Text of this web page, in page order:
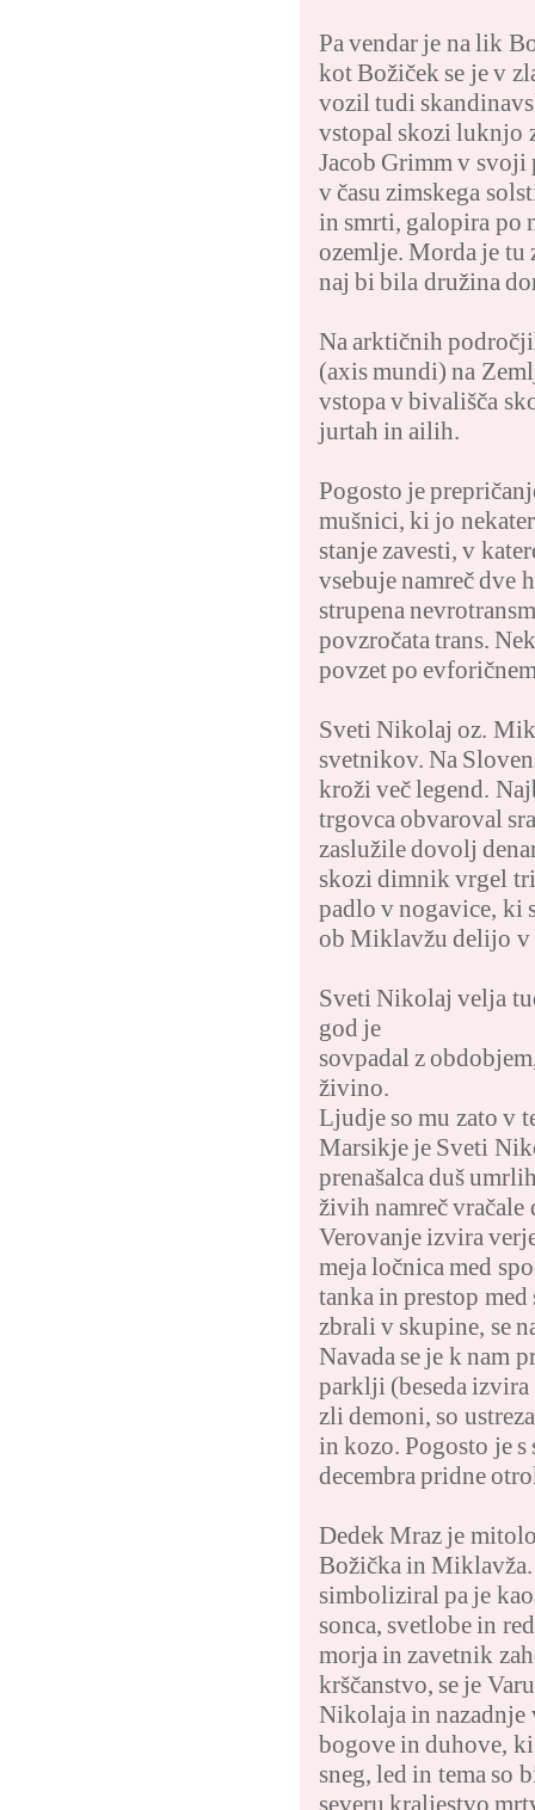
Pa vendar je na lik
kot Božiček se je v
vozil tudi
vstopal skozi luknjo
Jacob Grimm v
v času zimskega
in smrti, galopira po
ozemlje. Morda je tu
naj bi bila družina
Na arktičnih
(axis mundi) na
vstopa v bivališča
jurtah in ailih.
Pogosto je
mušnici, ki jo
stanje zavesti, v
vsebuje namreč dve
strupena
povzročata trans.
povzet po
Sveti Nikolaj oz.
svetnikov. Na
kroži več legend.
trgovca obvaroval
zaslužile dovolj
skozi dimnik vrgel
padlo v nogavice, ki
ob Miklavžu delijo v
Sveti Nikolaj velja
god je
sovpadal z
živino.
Ljudje so mu zato v
Marsikje je Sveti
prenašalca duš
živih namreč
Verovanje izvira
meja ločnica med
tanka in prestop
zbrali v skupine, se
Navada se je k nam
parklji (beseda
zli demoni, so
in kozo. Pogosto je
decembra pridne
Dedek Mraz je
Božička in Miklavža.
simboliziral pa je
sonca, svetlobe in
morja in zavetnik
krščanstvo, se je
Nikolaja in nazadnje
bogove in duhove,
sneg, led in tema so